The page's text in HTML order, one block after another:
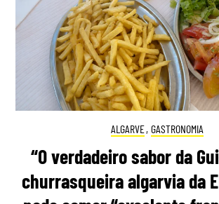
ALGARVE, GASTRONOMIA
“O verdadeiro sabor da
churrasqueira algarvia da